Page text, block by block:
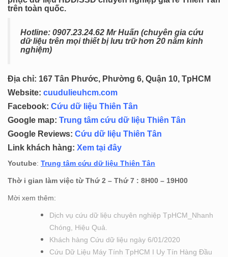
trên toàn quốc.
Hotline: 0907.23.24.62 Mr Huấn (chuyên gia cứu
dữ liệu trên mọi thiết bị lưu trữ hơn 20 năm kinh
nghiệm)
Địa chỉ: 167 Tân Phước, Phường 6, Quận 10, TpHCM
Website: cuudulieuhcm.com
Facebook: Cứu dữ liệu Thiên Tân
Google map: Trung tâm cứu dữ liệu Thiên Tân
Google Reviews: Cứu dữ liệu Thiên Tân
Link khách hàng: Xem tại đây
Youtube: Trung tâm cứu dữ liệu Thiên Tân
Thờ i gian làm việc từ Thứ 2 – Thứ 7 : 8H00 – 19H00
Mời xem thêm:
Dịch vụ cứu dữ liệu chuyên nghiệp TpHCM_Nhanh
Chóng, Hiệu Quả.
Khách hàng Cứu dữ liệu ngày 6/01/2020
Cứu Dữ Liệu Máy Tính TpHCM I Uy Tín Hàng Đầu